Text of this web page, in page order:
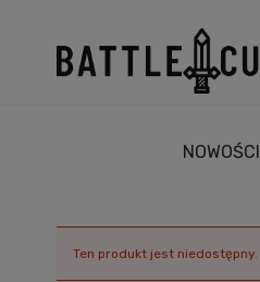
NOWOŚCI
Ten produkt jest niedostępny.